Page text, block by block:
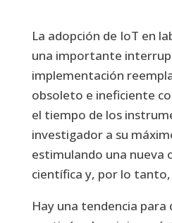
La adopción de IoT en
una importante
implementación
obsoleto e ineficiente
el tiempo de los
investigador a su
estimulando una nueva
científica y, por lo
Hay una tendencia para